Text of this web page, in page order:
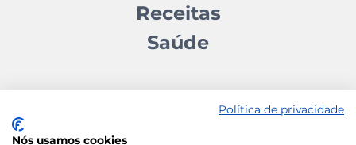
Receitas
Saúde
Política de privacidade
Nós usamos cookies